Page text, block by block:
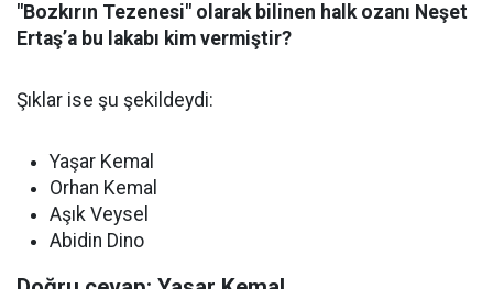
"Bozkırın Tezenesi" olarak bilinen halk ozanı Neşet
Ertaş’a bu lakabı kim vermiştir?
Şıklar ise şu şekildeydi:
Yaşar Kemal
Orhan Kemal
Aşık Veysel
Abidin Dino